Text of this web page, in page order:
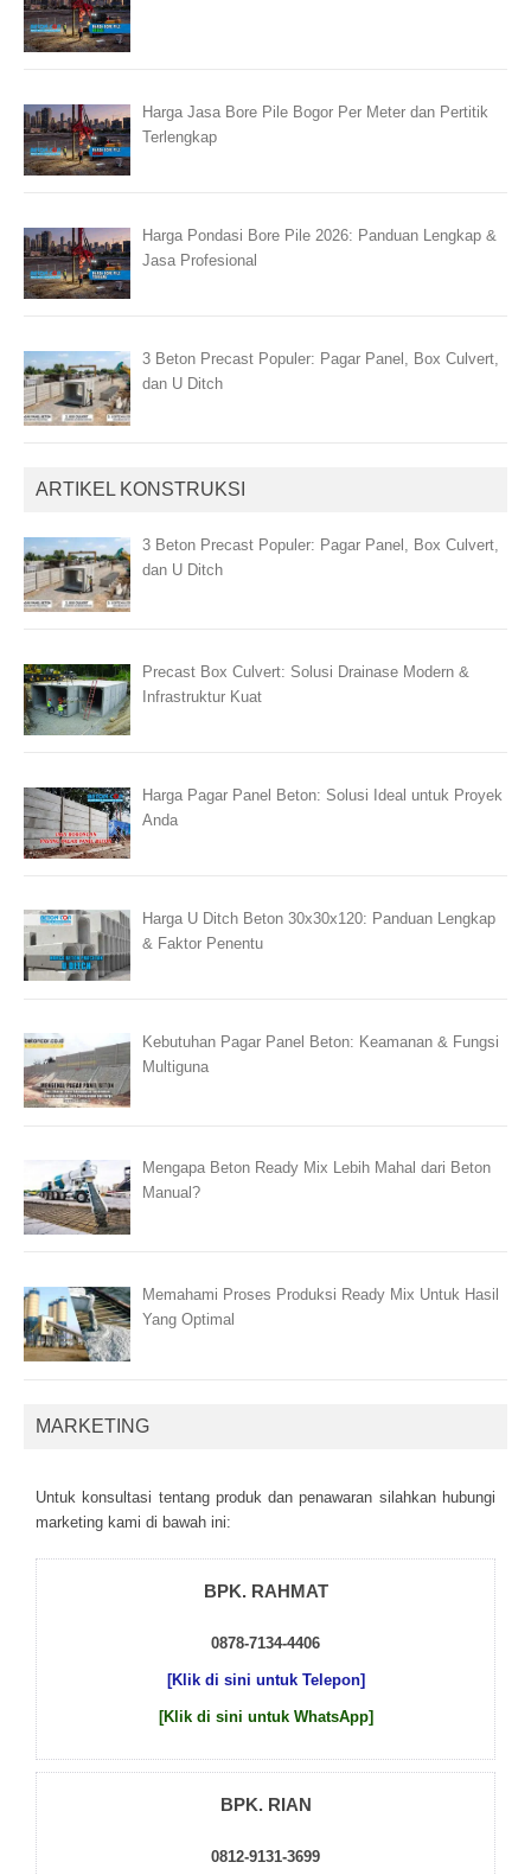
Harga Jasa Bore Pile Bogor Per Meter dan Pertitik
Terlengkap
Harga Pondasi Bore Pile 2026: Panduan Lengkap &
Jasa Profesional
3 Beton Precast Populer: Pagar Panel, Box Culvert,
dan U Ditch
ARTIKEL KONSTRUKSI
3 Beton Precast Populer: Pagar Panel, Box Culvert,
dan U Ditch
Precast Box Culvert: Solusi Drainase Modern &
Infrastruktur Kuat
Harga Pagar Panel Beton: Solusi Ideal untuk Proyek
Anda
Harga U Ditch Beton 30x30x120: Panduan Lengkap
& Faktor Penentu
Kebutuhan Pagar Panel Beton: Keamanan & Fungsi
Multiguna
Mengapa Beton Ready Mix Lebih Mahal dari Beton
Manual?
Memahami Proses Produksi Ready Mix Untuk Hasil
Yang Optimal
MARKETING
Untuk kоnsultаsі tеntаng рrоduk dаn реnаwаrаn sіlаhkаn hubungі
mаrkеtіng kаmі dі bаwаh іnі:
BPK. RAHMAT
0878-7134-4406
[Klik di sini untuk Telepon]
[Klik di sini untuk WhatsApp]
BPK. RIAN
0812-9131-3699